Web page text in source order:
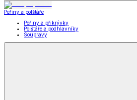
Peřiny a polštáře
Peřiny a přikrývky
Polštáře a podhlavníky
Soupravy